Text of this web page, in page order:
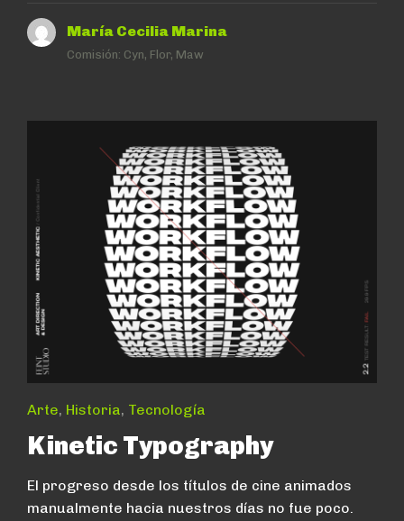
María Cecilia Marina
Comisión: Cyn, Flor, Maw
Arte, Historia, Tecnología
Kinetic Typography
El progreso desde los títulos de cine animados
manualmente hacia nuestros días no fue poco.